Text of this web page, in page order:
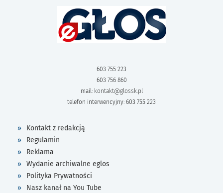
603 755 223
603 756 860
mail: kontakt@glossk.pl
telefon interwencyjny: 603 755 223
Kontakt z redakcją
Regulamin
Reklama
Wydanie archiwalne eglos
Polityka Prywatności
Nasz kanał na You Tube